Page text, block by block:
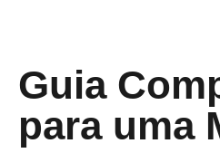
Guia
para uma